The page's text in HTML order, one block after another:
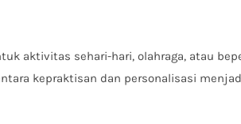
aktivitas sehari-hari, olahraga, atau
kepraktisan dan personalisasi